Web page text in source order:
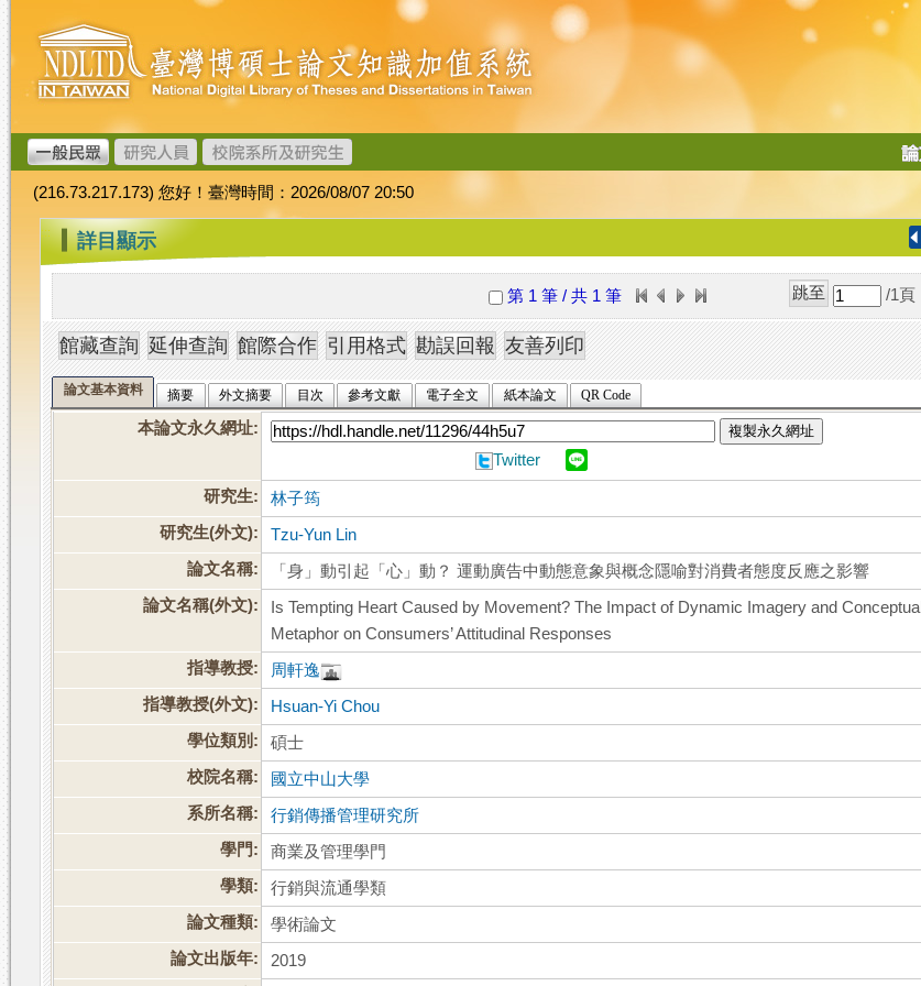
跳
到
主
要
內
容
臺
灣
博
碩
士
論
文
加
值
系
統
導
(216.73.217.173) 您好！臺灣時間：2026/08/07 20:50
::: 詳目顯示
第 1 筆 / 共 1 筆 /1 頁
論文基本資料 摘要 外文摘要 目次 參考文獻 電子全文 紙本論文 QR Code
本論文永久網址: 複製永久網址
Twitter
研究生:
林子筠
研究生(外文):
Tzu-Yun Lin
論文名稱:
「身」動引起「心」動？ 運動廣告中動態意象與概念隱喻對消費者態度反應之影響
論文名稱(外文):
Is Tempting Heart Caused by Movement? The Impact of Dynamic Imagery and Conceptual
Metaphor on Consumers’ Attitudinal Responses
指導教授:
周軒逸
指導教授(外文):
Hsuan-Yi Chou
學位類別:
碩士
校院名稱:
國立中山大學
系所名稱:
行銷傳播管理研究所
學門:
商業及管理學門
學類:
行銷與流通學類
論文種類:
學術論文
論文出版年:
2019